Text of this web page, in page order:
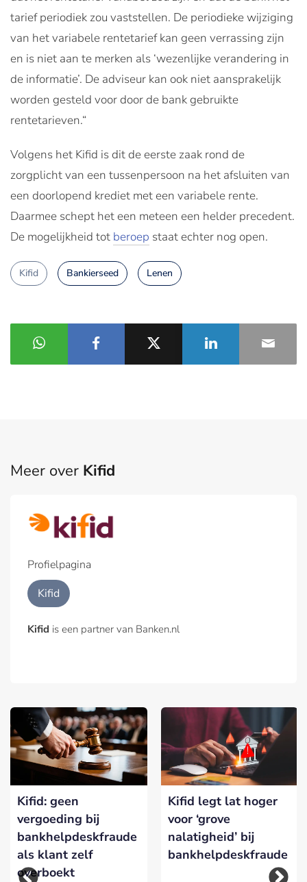
tarief periodiek zou vaststellen. De periodieke wijziging
van het variabele rentetarief kan geen verrassing zijn
en is niet aan te merken als ‘wezenlijke verandering in
de informatie’. De adviseur kan ook niet aansprakelijk
worden gesteld voor door de bank gebruikte
rentetarieven.“
Volgens het Kifid is dit de eerste zaak rond de
zorgplicht van een tussenpersoon na het afsluiten van
een doorlopend krediet met een variabele rente.
Daarmee schept het een meteen een helder precedent.
De mogelijkheid tot beroep staat echter nog open.
Kifid Bankierseed Lenen
Meer over Kifid
Profielpagina
Kifid
Kifid is een partner van Banken.nl
Kifid: geen
vergoeding bij
bankhelpdeskfraude
als klant zelf
overboekt
Kifid legt lat hoger
voor ‘grove
nalatigheid’ bij
bankhelpdeskfraude